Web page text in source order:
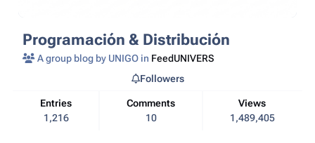
Programación & Distribución
A group blog by UNIGO in FeedUNIVERS
Entries
1,216
Comments
10
Views
1,489,405
Followers